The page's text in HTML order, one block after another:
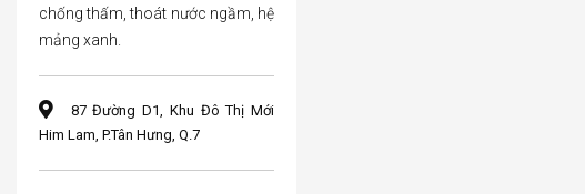
chống thấm, thoát nước ngầm, hệ
mảng xanh.
87 Đường D1, Khu Đô Thị Mới
Him Lam, P.Tân Hưng, Q.7